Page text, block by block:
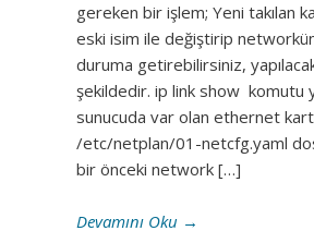
gereken bir işlem; Yeni takılan
eski isim ile değiştirip
duruma getirebilirsiniz,
şekildedir. ip link show komutu
sunucuda var olan ethernet
/etc/netplan/01-netcfg.yaml
bir önceki network […]
Devamını Oku →